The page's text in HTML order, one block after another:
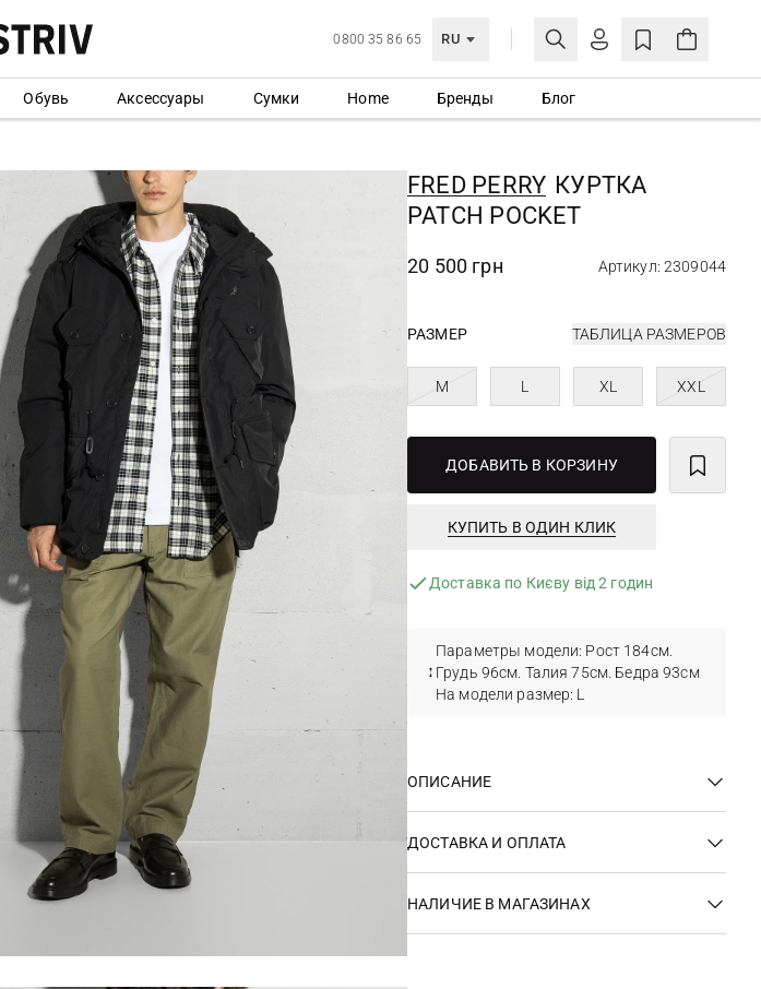
0800 35 86 65 RU
ЛИЧНЫЙ КАБИНЕТ
Еще не зарегистрированы?
СОЗДАТЬ УЧЕТНУЮ ЗАПИСЬ
Обувь Аксессуары Сумки Home Бренды Блог
FRED PERRY КУРТКА
PATCH POCKET
20 500 грн Артикул: 2309044
РАЗМЕР ТАБЛИЦА РАЗМЕРОВ
M L XL XXL
ДОБАВИТЬ В КОРЗИНУ
КУПИТЬ В ОДИН КЛИК
Доставка по Києву від 2 годин
Параметры модели: Рост 184см.
Грудь 96см. Талия 75см. Бедра 93см
На модели размер: L
ОПИСАНИЕ
ДОСТАВКА И ОПЛАТА
НАЛИЧИЕ В МАГАЗИНАХ